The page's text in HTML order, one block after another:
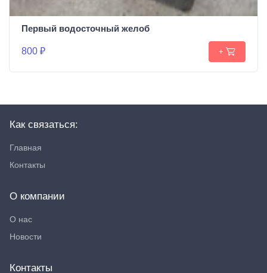
Первый водосточный желоб
800 ₽ +
Как связаться:
Главная
Контакты
О компании
О нас
Новости
Контакты